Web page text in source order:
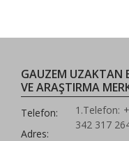
GAUZEM UZAKTAN
VE ARAŞTIRMA
Telefon:
1.Telefon:
342 317
Adres: